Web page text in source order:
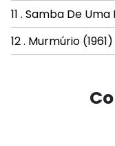
11 . Samba De
12 . Murmúrio (1961)